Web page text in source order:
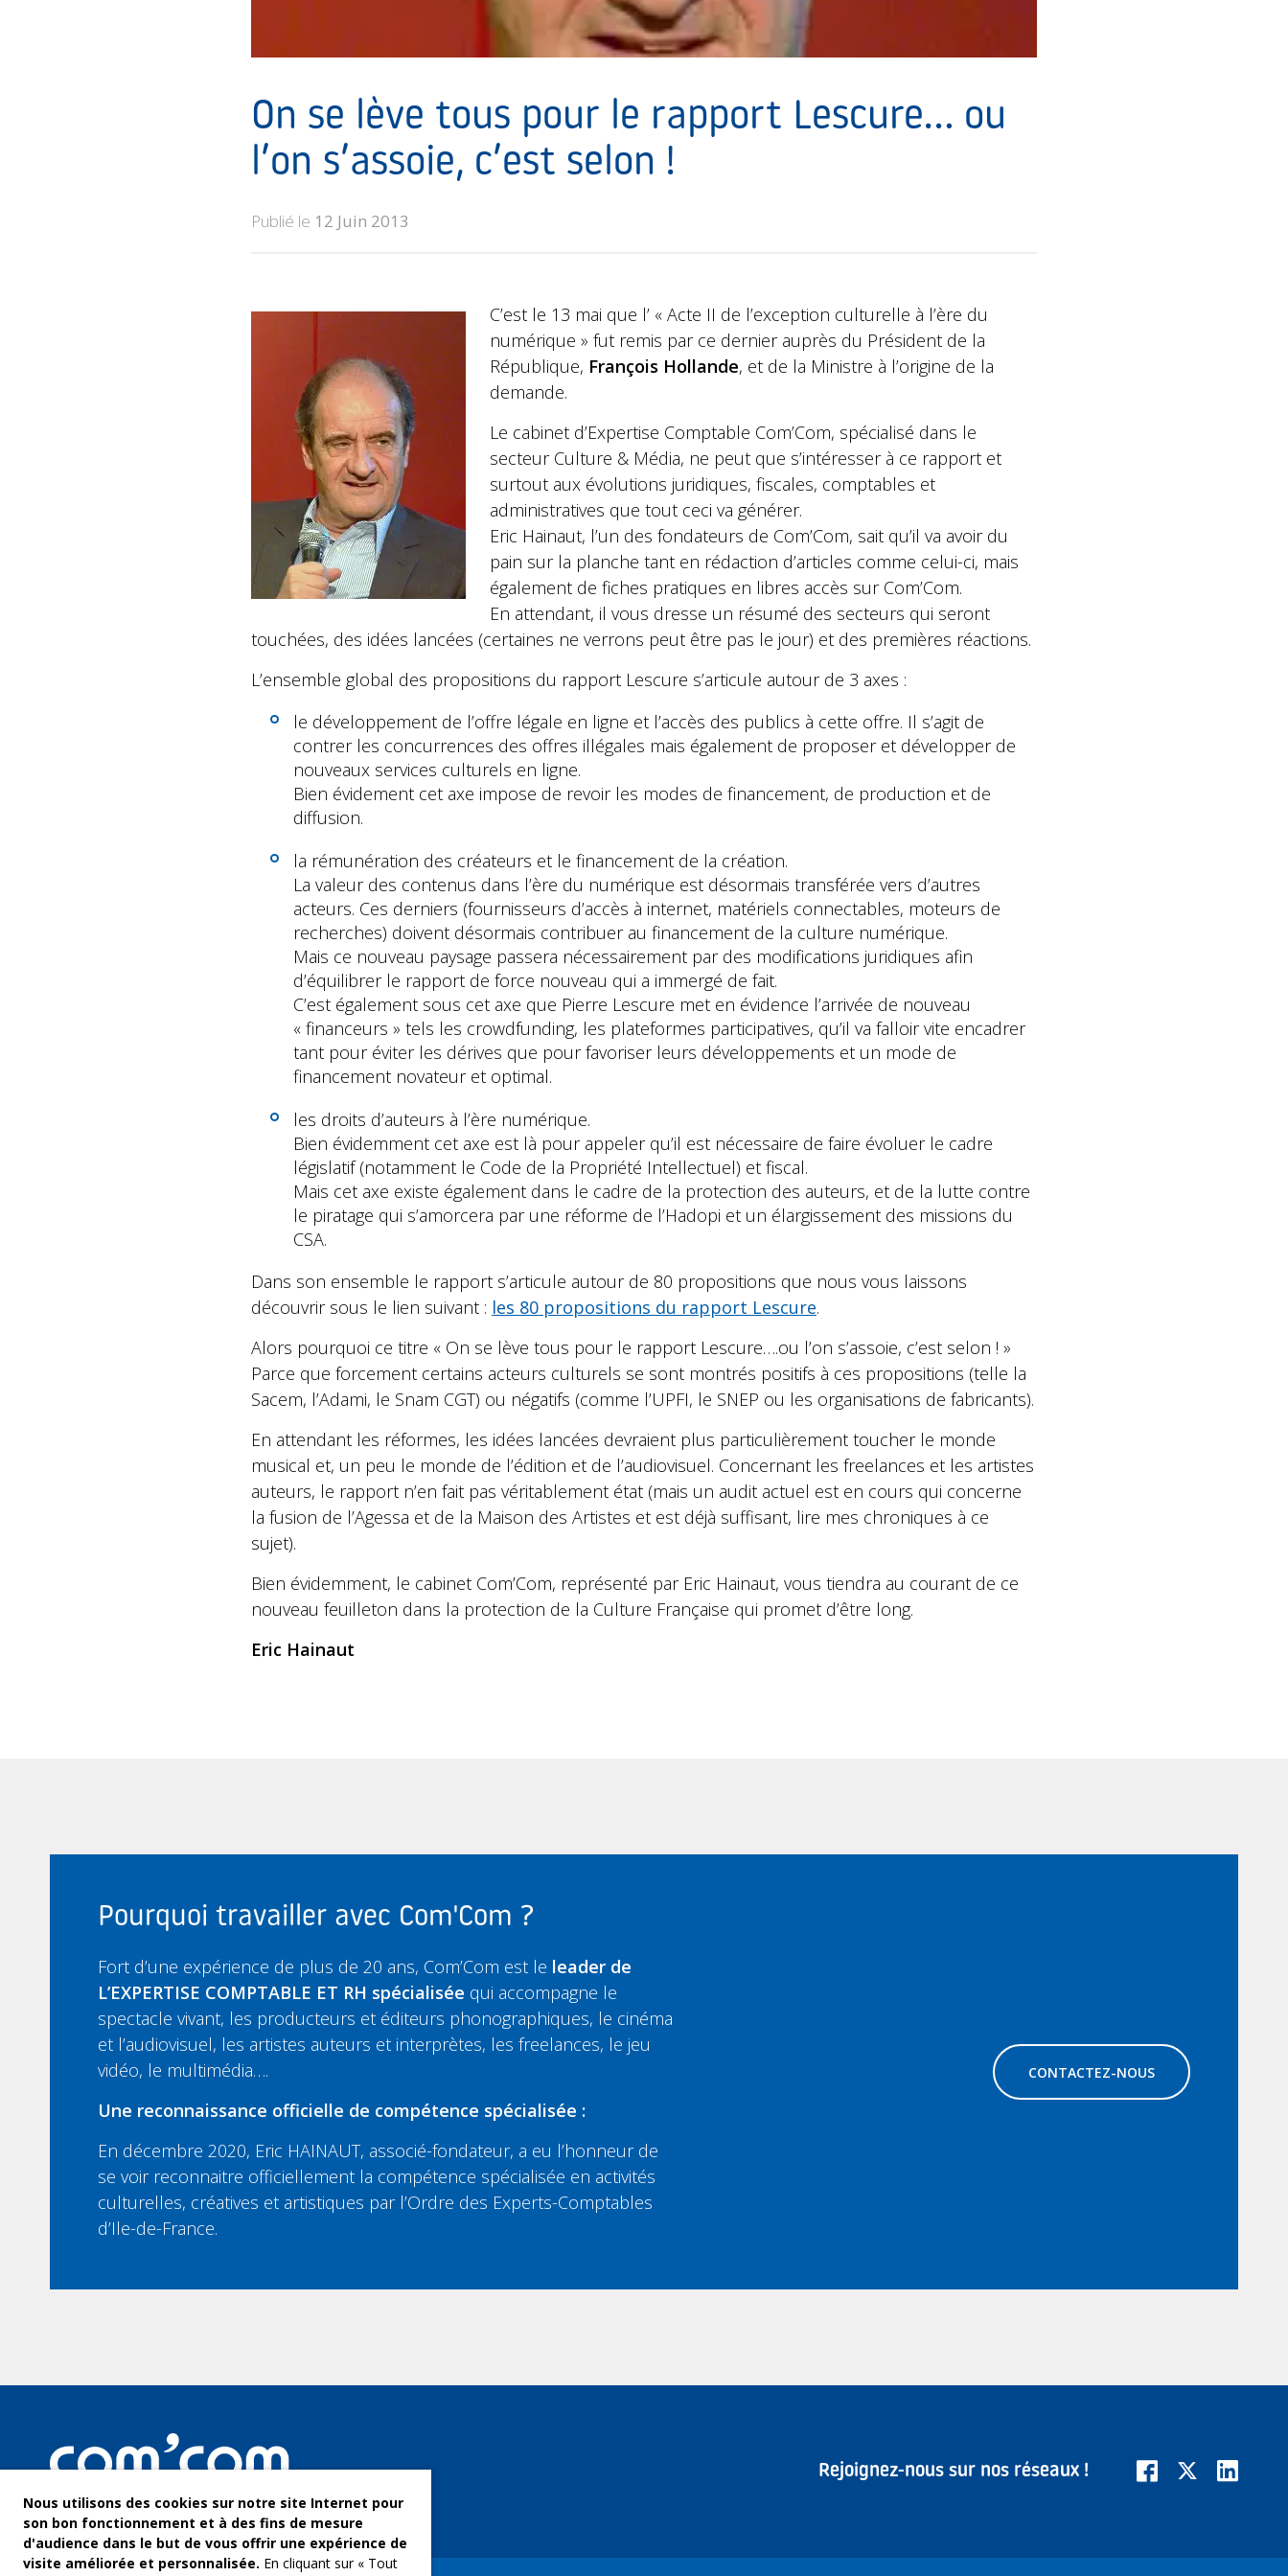
On se lève tous pour le rapport Lescure… ou
l’on s’assoie, c’est selon !
Publié le 12 Juin 2013
C’est le 13 mai que l’ « Acte II de l’exception culturelle à l’ère du
numérique » fut remis par ce dernier auprès du Président de la
République, François Hollande, et de la Ministre à l’origine de la
demande.
Le cabinet d’Expertise Comptable Com’Com, spécialisé dans le
secteur Culture & Média, ne peut que s’intéresser à ce rapport et
surtout aux évolutions juridiques, fiscales, comptables et
administratives que tout ceci va générer.
Eric Hainaut, l’un des fondateurs de Com’Com, sait qu’il va avoir du
pain sur la planche tant en rédaction d’articles comme celui-ci, mais
également de fiches pratiques en libres accès sur Com’Com.
En attendant, il vous dresse un résumé des secteurs qui seront
touchées, des idées lancées (certaines ne verrons peut être pas le jour) et des premières réactions.
L’ensemble global des propositions du rapport Lescure s’articule autour de 3 axes :
le développement de l’offre légale en ligne et l’accès des publics à cette offre. Il s’agit de
contrer les concurrences des offres illégales mais également de proposer et développer de
nouveaux services culturels en ligne.
Bien évidement cet axe impose de revoir les modes de financement, de production et de
diffusion.
la rémunération des créateurs et le financement de la création.
La valeur des contenus dans l’ère du numérique est désormais transférée vers d’autres
acteurs. Ces derniers (fournisseurs d’accès à internet, matériels connectables, moteurs de
recherches) doivent désormais contribuer au financement de la culture numérique.
Mais ce nouveau paysage passera nécessairement par des modifications juridiques afin
d’équilibrer le rapport de force nouveau qui a immergé de fait.
C’est également sous cet axe que Pierre Lescure met en évidence l’arrivée de nouveau
« financeurs » tels les crowdfunding, les plateformes participatives, qu’il va falloir vite encadrer
tant pour éviter les dérives que pour favoriser leurs développements et un mode de
financement novateur et optimal.
les droits d’auteurs à l’ère numérique.
Bien évidemment cet axe est là pour appeler qu’il est nécessaire de faire évoluer le cadre
législatif (notamment le Code de la Propriété Intellectuel) et fiscal.
Mais cet axe existe également dans le cadre de la protection des auteurs, et de la lutte contre
le piratage qui s’amorcera par une réforme de l’Hadopi et un élargissement des missions du
CSA.
Dans son ensemble le rapport s’articule autour de 80 propositions que nous vous laissons
découvrir sous le lien suivant : les 80 propositions du rapport Lescure.
Alors pourquoi ce titre « On se lève tous pour le rapport Lescure….ou l’on s’assoie, c’est selon ! »
Parce que forcement certains acteurs culturels se sont montrés positifs à ces propositions (telle la
Sacem, l’Adami, le Snam CGT) ou négatifs (comme l’UPFI, le SNEP ou les organisations de fabricants).
En attendant les réformes, les idées lancées devraient plus particulièrement toucher le monde
musical et, un peu le monde de l’édition et de l’audiovisuel. Concernant les freelances et les artistes
auteurs, le rapport n’en fait pas véritablement état (mais un audit actuel est en cours qui concerne
la fusion de l’Agessa et de la Maison des Artistes et est déjà suffisant, lire mes chroniques à ce
sujet).
Bien évidemment, le cabinet Com’Com, représenté par Eric Hainaut, vous tiendra au courant de ce
nouveau feuilleton dans la protection de la Culture Française qui promet d’être long.
Eric Hainaut
Pourquoi travailler avec Com'Com ?
Fort d’une expérience de plus de 20 ans, Com’Com est le leader de
L’EXPERTISE COMPTABLE ET RH spécialisée qui accompagne le
spectacle vivant, les producteurs et éditeurs phonographiques, le cinéma
et l’audiovisuel, les artistes auteurs et interprètes, les freelances, le jeu
vidéo, le multimédia….
Une reconnaissance officielle de compétence spécialisée :
En décembre 2020, Eric HAINAUT, associé-fondateur, a eu l’honneur de
se voir reconnaitre officiellement la compétence spécialisée en activités
culturelles, créatives et artistiques par l’Ordre des Experts-Comptables
d’Ile-de-France.
CONTACTEZ-NOUS
Rejoignez-nous sur nos réseaux !
Nous utilisons des cookies sur notre site Internet pour
son bon fonctionnement et à des fins de mesure
d'audience dans le but de vous offrir une expérience de
visite améliorée et personnalisée. En cliquant sur « Tout